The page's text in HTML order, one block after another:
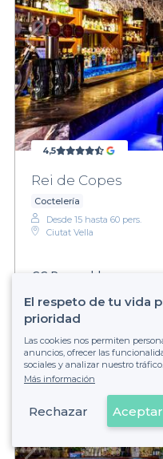
4,5
Rei de Copes
Coctelería
Desde 15 hasta 60 pers.
Ciutat Vella
€€ Razonable
Hacer
Ver
El respeto de tu vida
prioridad
Las cookies nos permiten
anuncios, ofrecer las
sociales y analizar nuestro tráfico.
Más información
Rechazar